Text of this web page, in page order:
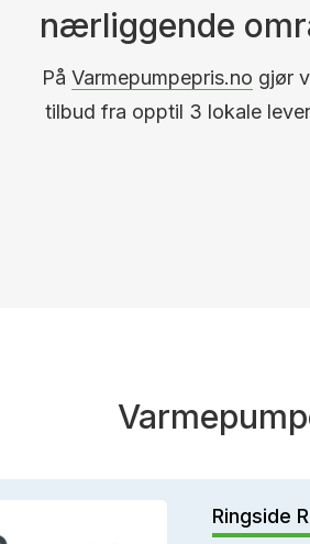
nærliggende
På Varmepumpepris.no gjør
tilbud fra opptil 3 lokale
Ringside